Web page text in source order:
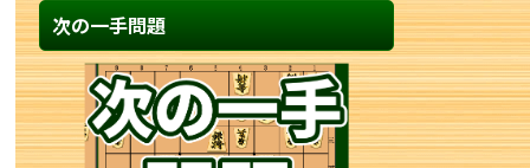
次の一手問題